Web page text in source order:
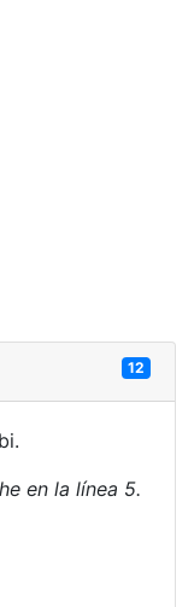
12
en la línea 5.